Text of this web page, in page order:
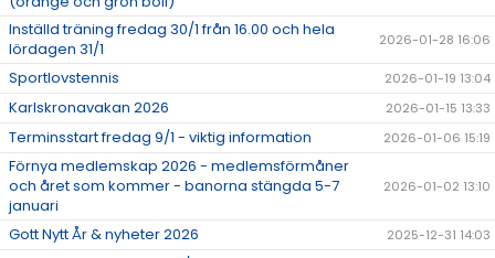
Inställd träning fredag 30/1 från 16.00 och hela
lördagen 31/1
2026-01-28 16:06
Sportlovstennis 2026-01-19 13:04
Karlskronavakan 2026 2026-01-15 13:33
Terminsstart fredag 9/1 - viktig information 2026-01-06 15:19
Förnya medlemskap 2026 - medlemsförmåner
och året som kommer - banorna stängda 5-7
januari
2026-01-02 13:10
Gott Nytt År & nyheter 2026 2025-12-31 14:03